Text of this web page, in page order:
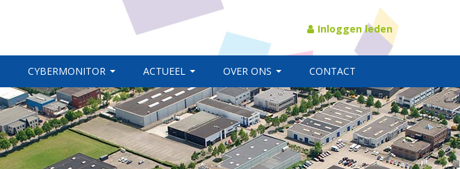
Inloggen leden
CYBERMONITOR ACTUEEL OVER ONS CONTACT